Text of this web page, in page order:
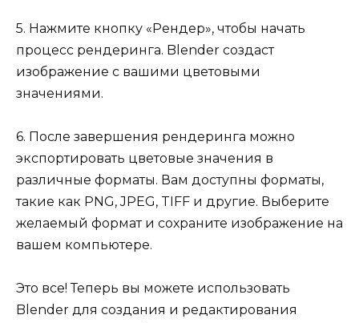
5. Нажмите кнопку «Рендер», чтобы начать
процесс рендеринга. Blender создаст
изображение с вашими цветовыми
значениями.
6. После завершения рендеринга можно
экспортировать цветовые значения в
различные форматы. Вам доступны форматы,
такие как PNG, JPEG, TIFF и другие. Выберите
желаемый формат и сохраните изображение на
вашем компьютере.
Это все! Теперь вы можете использовать
Blender для создания и редактирования